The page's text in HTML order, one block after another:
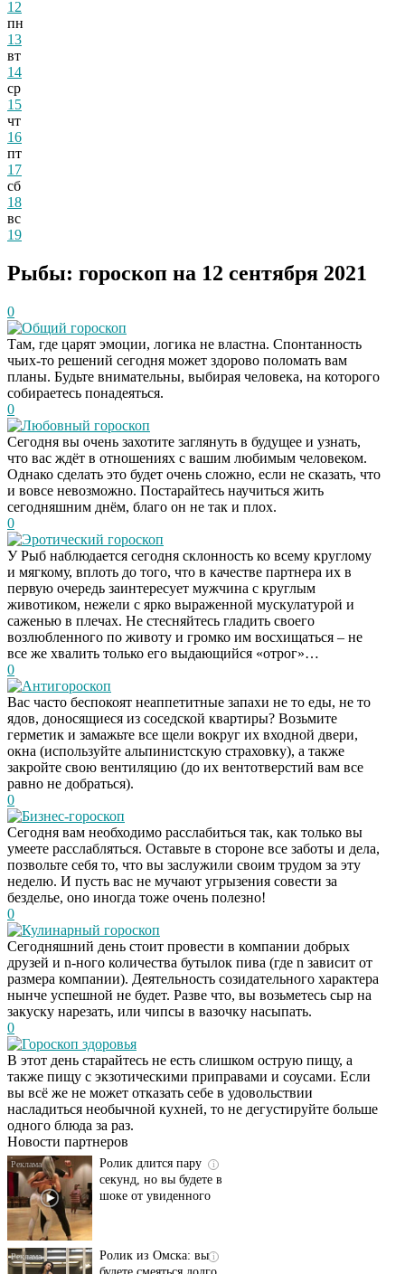
12
пн
13
вт
14
ср
15
чт
16
пт
17
сб
18
вс
19
Рыбы: гороскоп на 12 сентября 2021
0
Общий гороскоп
Там, где царят эмоции, логика не властна. Спонтанность
чьих-то решений сегодня может здорово поломать вам
планы. Будьте внимательны, выбирая человека, на которого
собираетесь понадеяться.
0
Любовный гороскоп
Сегодня вы очень захотите заглянуть в будущее и узнать,
что вас ждёт в отношениях с вашим любимым человеком.
Однако сделать это будет очень сложно, если не сказать, что
и вовсе невозможно. Постарайтесь научиться жить
сегодняшним днём, благо он не так и плох.
0
Эротический гороскоп
У Рыб наблюдается сегодня склонность ко всему круглому
и мягкому, вплоть до того, что в качестве партнера их в
первую очередь заинтересует мужчина с круглым
животиком, нежели с ярко выраженной мускулатурой и
саженью в плечах. Не стесняйтесь гладить своего
возлюбленного по животу и громко им восхищаться – не
все же хвалить только его выдающийся «отрог»…
0
Антигороскоп
Вас часто беспокоят неаппетитные запахи не то еды, не то
ядов, доносящиеся из соседской квартиры? Возьмите
герметик и замажьте все щели вокруг их входной двери,
окна (используйте альпинистскую страховку), а также
закройте свою вентиляцию (до их вентотверстий вам все
равно не добраться).
0
Бизнес-гороскоп
Сегодня вам необходимо расслабиться так, как только вы
умеете расслабляться. Оставьте в стороне все заботы и дела,
позвольте себя то, что вы заслужили своим трудом за эту
неделю. И пусть вас не мучают угрызения совести за
безделье, оно иногда тоже очень полезно!
0
Кулинарный гороскоп
Сегодняшний день стоит провести в компании добрых
друзей и n-ного количества бутылок пива (где n зависит от
размера компании). Деятельность созидательного характера
нынче успешной не будет. Разве что, вы возьметесь сыр на
закуску нарезать, или чипсы в вазочку насыпать.
0
Гороскоп здоровья
В этот день старайтесь не есть слишком острую пищу, а
также пищу с экзотическими приправами и соусами. Если
вы всё же не может отказать себе в удовольствии
насладиться необычной кухней, то не дегустируйте больше
одного блюда за раз.
Новости партнеров
i
Этот танец невесты
оставит вас без слов!
Пересмотрела 10 раз
i
Ролик длится пару
секунд, но вы будете в
шоке от увиденного
i
Ролик из Омска: вы
будете смеяться долго